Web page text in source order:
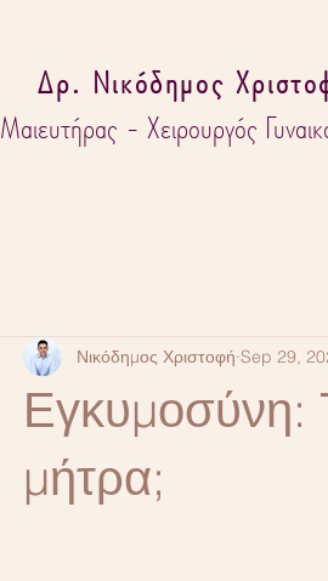
Δρ. Νικόδημος
Μαιευτήρας - Χειρουργός
Εγκυμοσύνη:
μήτρα;
Νικόδημος Χριστοφή Sep 29,